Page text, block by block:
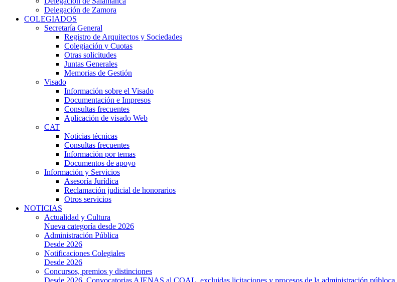
Delegación de Zamora
COLEGIADOS
Secretaría General
Registro de Arquitectos y Sociedades
Colegiación y Cuotas
Otras solicitudes
Juntas Generales
Memorias de Gestión
Visado
Información sobre el Visado
Documentación e Impresos
Consultas frecuentes
Aplicación de visado Web
CAT
Noticias técnicas
Consultas frecuentes
Información por temas
Documentos de apoyo
Información y Servicios
Asesoría Jurídica
Reclamación judicial de honorarios
Otros servicios
NOTICIAS
Actualidad y Cultura
Nueva categoría desde 2026
Administración Pública
Desde 2026
Notificaciones Colegiales
Desde 2026
Concursos, premios y distinciones
Desde 2026. Convocatorias AJENAS al COAL, excluidas licitaciones y procesos de la administración públoca.